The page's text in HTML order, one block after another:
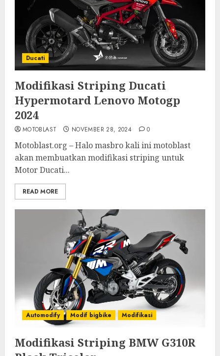
Ducati
Modifikasi Striping Ducati
Hypermotard Lenovo Motogp
2024
MOTOBLAST NOVEMBER 28, 2024 0
Motoblast.org – Halo masbro kali ini motoblast
akan membuatkan modifikasi striping untuk
Motor Ducati...
READ MORE
Automodify Modif bigbike Modifikasi
Modifikasi Striping BMW G310R